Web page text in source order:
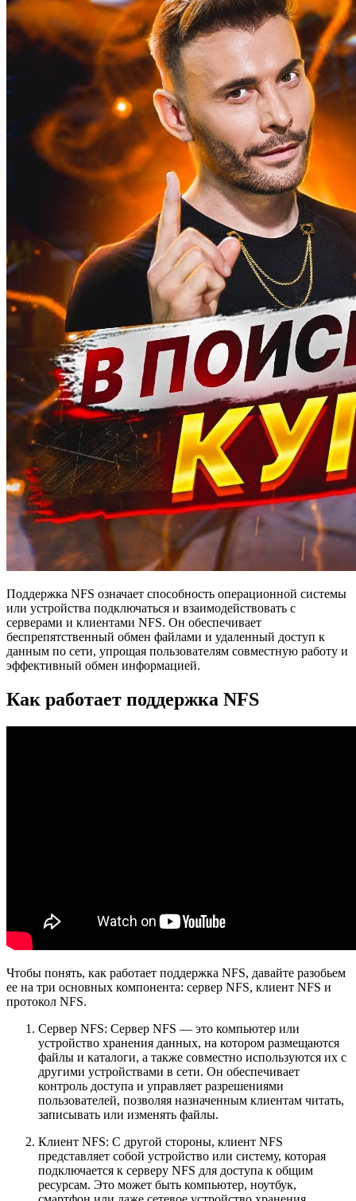
Поддержка NFS означает способность операционной системы
или устройства подключаться и взаимодействовать с
серверами и клиентами NFS. Он обеспечивает
беспрепятственный обмен файлами и удаленный доступ к
данным по сети, упрощая пользователям совместную работу и
эффективный обмен информацией.
Как работает поддержка NFS
Чтобы понять, как работает поддержка NFS, давайте разобьем
ее на три основных компонента: сервер NFS, клиент NFS и
протокол NFS.
Сервер NFS: Сервер NFS — это компьютер или
устройство хранения данных, на котором размещаются
файлы и каталоги, а также совместно используются их с
другими устройствами в сети. Он обеспечивает
контроль доступа и управляет разрешениями
пользователей, позволяя назначенным клиентам читать,
записывать или изменять файлы.
Клиент NFS: С другой стороны, клиент NFS
представляет собой устройство или систему, которая
подключается к серверу NFS для доступа к общим
ресурсам. Это может быть компьютер, ноутбук,